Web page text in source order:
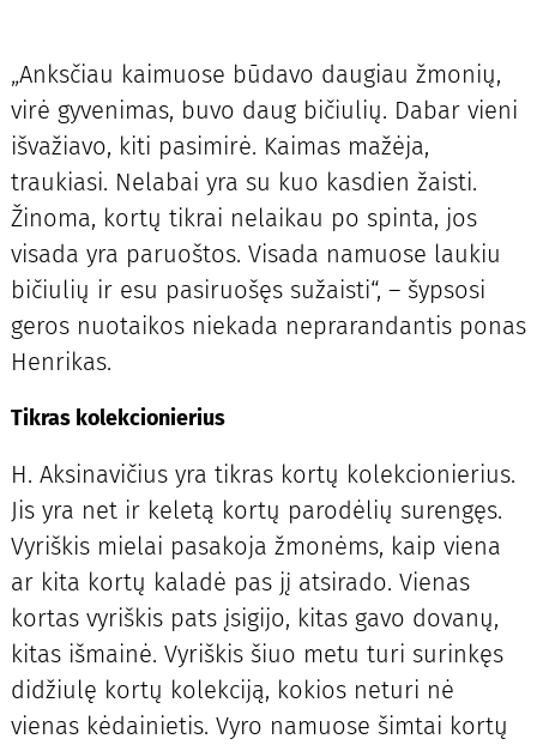
„Anksčiau kaimuose būdavo daugiau žmonių,
virė gyvenimas, buvo daug bičiulių. Dabar vieni
išvažiavo, kiti pasimirė. Kaimas mažėja,
traukiasi. Nelabai yra su kuo kasdien žaisti.
Žinoma, kortų tikrai nelaikau po spinta, jos
visada yra paruoštos. Visada namuose laukiu
bičiulių ir esu pasiruošęs sužaisti“, – šypsosi
geros nuotaikos niekada neprarandantis ponas
Henrikas.
Tikras kolekcionierius
H. Aksinavičius yra tikras kortų kolekcionierius.
Jis yra net ir keletą kortų parodėlių surengęs.
Vyriškis mielai pasakoja žmonėms, kaip viena
ar kita kortų kaladė pas jį atsirado. Vienas
kortas vyriškis pats įsigijo, kitas gavo dovanų,
kitas išmainė. Vyriškis šiuo metu turi surinkęs
didžiulę kortų kolekciją, kokios neturi nė
vienas kėdainietis. Vyro namuose šimtai kortų